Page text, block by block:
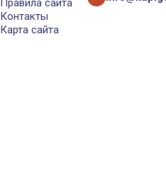
Правила сайта
Контакты
Карта сайта